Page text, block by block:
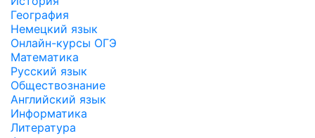
География
Немецкий язык
Онлайн-курсы ОГЭ
Математика
Русский язык
Обществознание
Английский язык
Информатика
Литература